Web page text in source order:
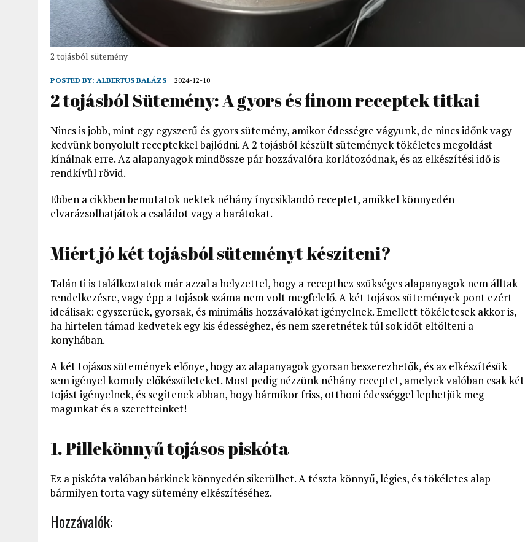
2 tojásból sütemény
POSTED BY: ALBERTUS BALÁZS 2024-12-10
2 tojásból Sütemény: A gyors és finom receptek titkai
Nincs is jobb, mint egy egyszerű és gyors sütemény, amikor édességre vágyunk, de nincs időnk vagy
kedvünk bonyolult receptekkel bajlódni. A 2 tojásból készült sütemények tökéletes megoldást
kínálnak erre. Az alapanyagok mindössze pár hozzávalóra korlátozódnak, és az elkészítési idő is
rendkívül rövid.
Ebben a cikkben bemutatok nektek néhány ínycsiklandó receptet, amikkel könnyedén
elvarázsolhatjátok a családot vagy a barátokat.
Miért jó két tojásból süteményt készíteni?
Talán ti is találkoztatok már azzal a helyzettel, hogy a recepthez szükséges alapanyagok nem álltak
rendelkezésre, vagy épp a tojások száma nem volt megfelelő. A két tojásos sütemények pont ezért
ideálisak: egyszerűek, gyorsak, és minimális hozzávalókat igényelnek. Emellett tökéletesek akkor is,
ha hirtelen támad kedvetek egy kis édességhez, és nem szeretnétek túl sok időt eltölteni a
konyhában.
A két tojásos sütemények előnye, hogy az alapanyagok gyorsan beszerezhetők, és az elkészítésük
sem igényel komoly előkészületeket. Most pedig nézzünk néhány receptet, amelyek valóban csak két
tojást igényelnek, és segítenek abban, hogy bármikor friss, otthoni édességgel lephetjük meg
magunkat és a szeretteinket!
1. Pillekönnyű tojásos piskóta
Ez a piskóta valóban bárkinek könnyedén sikerülhet. A tészta könnyű, légies, és tökéletes alap
bármilyen torta vagy sütemény elkészítéséhez.
Hozzávalók: